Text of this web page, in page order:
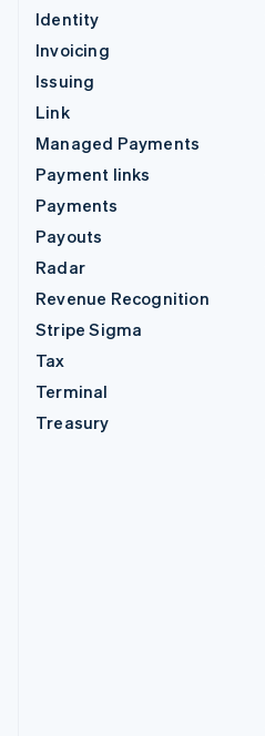
Identity
Invoicing
Issuing
Link
Managed Payments
Payment links
Payments
Payouts
Radar
Revenue Recognition
Stripe Sigma
Tax
Terminal
Treasury